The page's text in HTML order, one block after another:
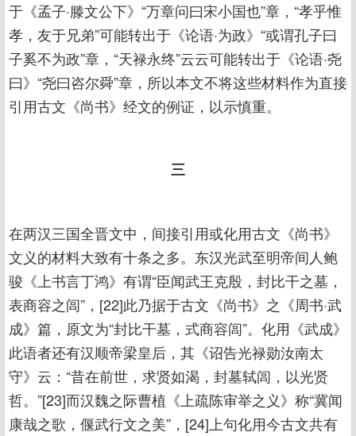
于《孟子·滕文公下》“万章问曰宋小国也”章，“孝乎惟
孝，友于兄弟”可能转出于《论语·为政》“或谓孔子曰
子奚不为政”章，“天禄永终”云云可能转出于《论语·尧
曰》“尧曰咨尔舜”章，所以本文不将这些材料作为直接
引用古文《尚书》经文的例证，以示慎重。
三
在两汉三国全晋文中，间接引用或化用古文《尚书》
文义的材料大致有十条之多。东汉光武至明帝间人鲍
骏《上书言丁鸿》有谓“臣闻武王克殷，封比干之墓，
表商容之闾”，[22]此乃据于古文《尚书》之《周书·武
成》篇，原文为“封比干墓，式商容闾”。化用《武成》
此语者还有汉顺帝梁皇后，其《诏告光禄勋汝南太
守》云：“昔在前世，求贤如渴，封墓轼闾，以光贤
哲。”[23]而汉魏之际曹植《上疏陈审举之义》称“冀闻
康哉之歌，偃武行文之美”，[24]上句化用今古文共有